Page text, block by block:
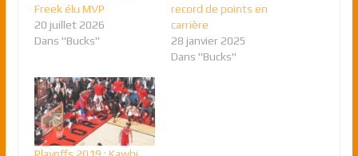
Freek élu MVP
20 juillet 2026
Dans "Bucks"
record de points en
carrière
28 janvier 2025
Dans "Bucks"